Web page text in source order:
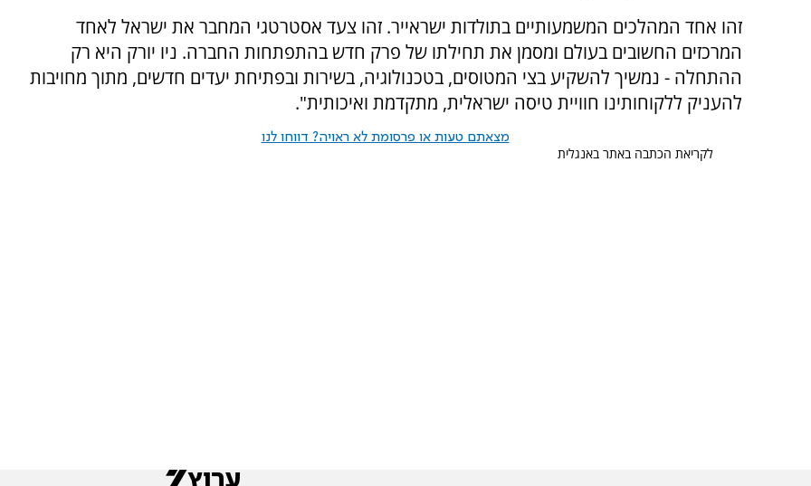
זהו אחד המהלכים המשמעותיים בתולדות ישראייר. זהו צעד אסטרטגי המחבר את ישראל לאחד
המרכזים החשובים בעולם ומסמן את תחילתו של פרק חדש בהתפתחות החברה. ניו יורק היא רק
ההתחלה - נמשיך להשקיע בצי המטוסים, בטכנולוגיה, בשירות ובפתיחת יעדים חדשים, מתוך מחויבות
להעניק ללקוחותינו חוויית טיסה ישראלית, מתקדמת ואיכותית".
מצאתם טעות או פרסומת לא ראויה? דווחו לנו
לקריאת הכתבה באתר באנגלית